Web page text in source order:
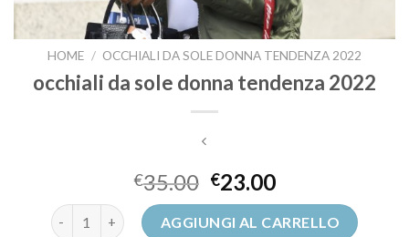
HOME / OCCHIALI DA SOLE DONNA TENDENZA 2022
occhiali da sole donna tendenza 2022
€35.00 €23.00
occhiali da sole donna tendenza 2022 quantità
AGGIUNGI AL CARRELLO